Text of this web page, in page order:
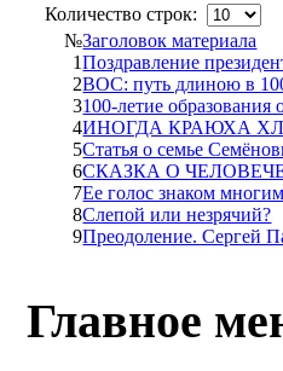
Количество строк:
№Заголовок материала
1Поздравление
2ВОС: путь длиною в
3100-летие образования
4ИНОГДА КРАЮХА
5Статья о семье
6СКАЗКА О
7Ее голос знаком многим
8Слепой или незрячий?
9Преодоление. Сергей
Главное